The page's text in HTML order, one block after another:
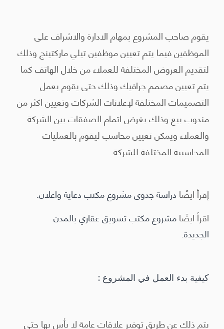
يقوم صاحب المشروع بمهام الادارة والاشراف على
الموظفين فيما يتم تعيين موظفين تيلي ماركتينج وذلك
لتقديم العروض المختلفة للعملاء من خلال الهاتف كما
يتم تعيين مصمم جرافيك وذلك حتى يقوم بعمل
التصميمات المختلفة لإعلانات الشركات وتعيين اكثر من
مندوب بيع وذلك بغرض اتمام الصفقات بين الشركة
والعملاء ويمكن تعيين محاسب ليقوم بالعمليات
المحاسبية المختلفة للشركة.
إقرأ ايضًا دراسة جدوى مشروع مكتب دعاية واعلان.
اقرأ ايضًامشروع مكتب تسويق عقاري بالمدن
الجديدة.
كيفية بدء العمل في المشروع :
يتم ذلك عن طريق توفير علاقات عامة لا بأس بها حتى